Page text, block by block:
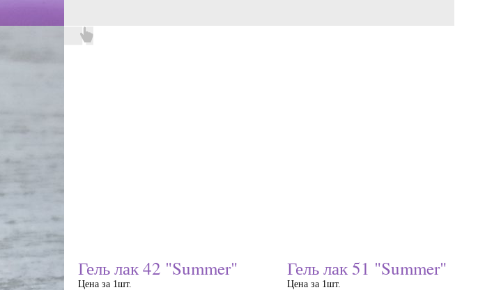
Гель лак 42 "Summer"
Цена за 1шт.
Гель лак 51 "Summer"
Цена за 1шт.